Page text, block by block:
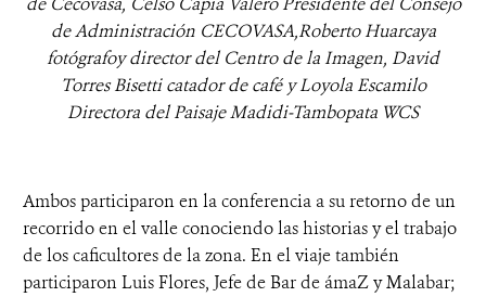
de Administración CECOVASA,Roberto Huarcaya
fotógrafoy director del Centro de la Imagen, David
Torres Bisetti catador de café y Loyola Escamilo
Directora del Paisaje Madidi-Tambopata WCS
Ambos participaron en la conferencia a su retorno de un
recorrido en el valle conociendo las historias y el trabajo
de los caficultores de la zona. En el viaje también
participaron Luis Flores, Jefe de Bar de ámaZ y Malabar;